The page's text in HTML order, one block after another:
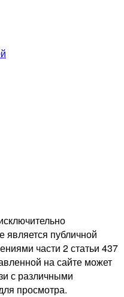
публичной
части 2 статьи 437
на сайте может
с различными
просмотра.